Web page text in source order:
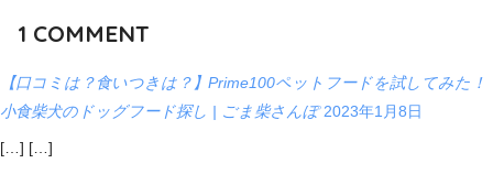
1 COMMENT
【口コミは？食いつきは？】Prime100ペットフードを試してみた！
小食柴犬のドッグフード探し | ごま柴さんぽ 2023年1月8日
[…] […]